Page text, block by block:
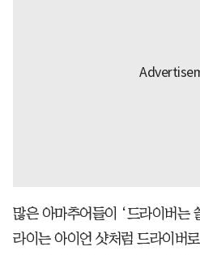
많은 아마추어들이 ‘드라이버는
라이는 아이언 샷처럼 드라이버